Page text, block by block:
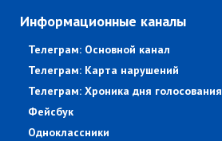
Информационные каналы
Телеграм: Основной канал
Телеграм: Карта нарушений
Телеграм: Хроника дня голосования
Фейсбук
Одноклассники